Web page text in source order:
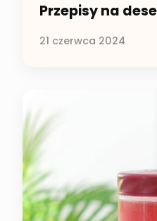
Przepisy na
21 czerwca 2024